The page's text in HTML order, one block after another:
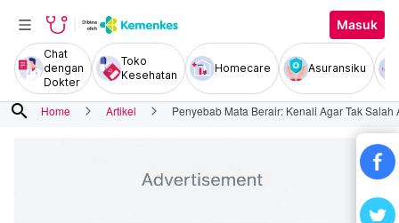
Masuk
Chat
dengan
Dokter
Toko
Kesehatan
Homecare Asuransiku
search Home Artikel Penyebab Mata Berair: Kenali Agar Tak Salah